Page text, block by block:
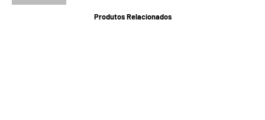
Produtos Relacionados